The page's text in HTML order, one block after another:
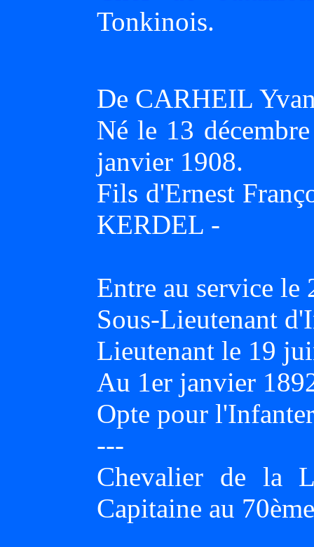
Tonkinois.
De CARHEIL
Né le 13
janvier 1908.
Fils d'Ernest
KERDEL -
Entre au service le
Sous-Lieutenant
Lieutenant le 19
Au 1er janvier
Opte pour
---
Chevalier de la
Capitaine au